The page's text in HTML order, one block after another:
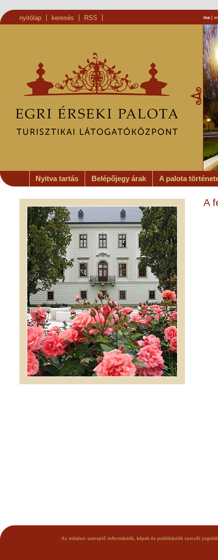
nyitólap keresés RSS ma
Nyitva tartás Belépőjegy árak A palota
A
Az oldalon szereplő információk, képek és publikációk szerzői